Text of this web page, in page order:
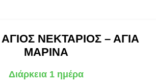
ΑΓΙΟΣ ΝΕΚΤΑΡΙΟΣ – ΑΓΙΑ
ΜΑΡΙΝΑ
Διάρκεια 1 ημέρα